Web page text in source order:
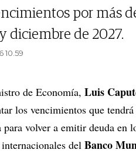
por más
diciembre de 2027.
10.59
de Economía, Luis
los vencimientos que
para volver a emitir deuda en
del Banco